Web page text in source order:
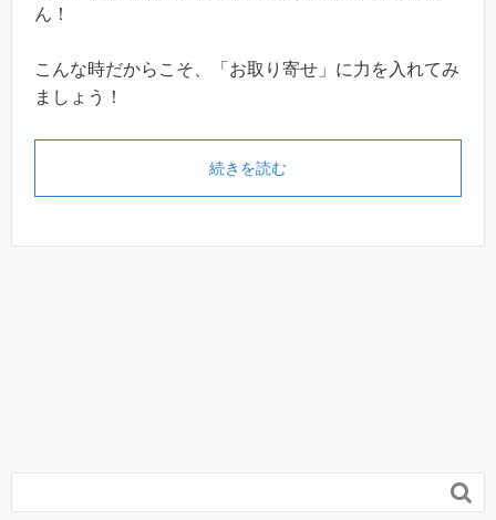
ん！
こんな時だからこそ、「お取り寄せ」に力を入れてみ
ましょう！
続きを読む
